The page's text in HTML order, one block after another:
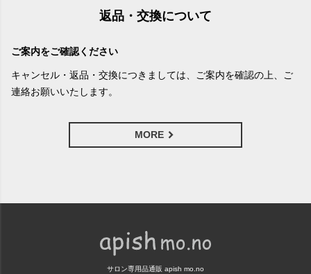
返品・交換について
ご案内をご確認ください
キャンセル・返品・交換につきましては、ご案内を確認の上、ご
連絡お願いいたします。
MORE
サロン専用品通販 apish mo.no